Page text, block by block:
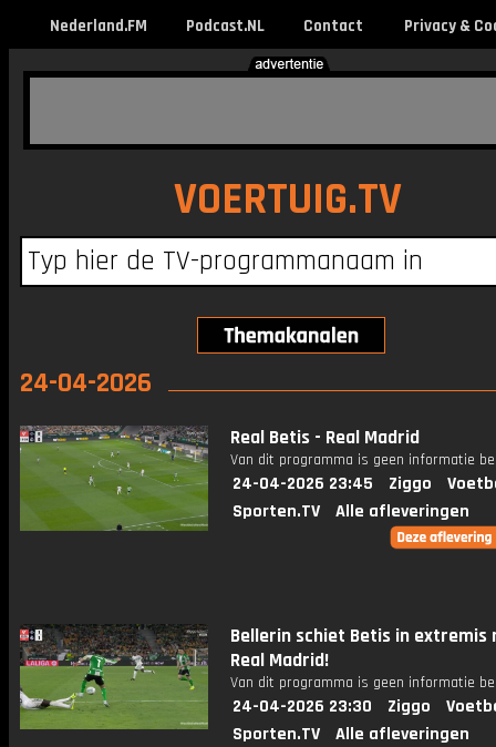
Nederland.FM Podcast.NL Contact Privacy &
VOERTUIG.TV
24-04-2026
Real Betis - Real Madrid
Van dit programma is geen informatie
24-04-2026 23:45 Ziggo
Sporten.TV
Alle afleveringen
Bellerin schiet Betis in extremis
Real Madrid!
Van dit programma is geen informatie
24-04-2026 23:30 Ziggo
Sporten.TV
Alle afleveringen